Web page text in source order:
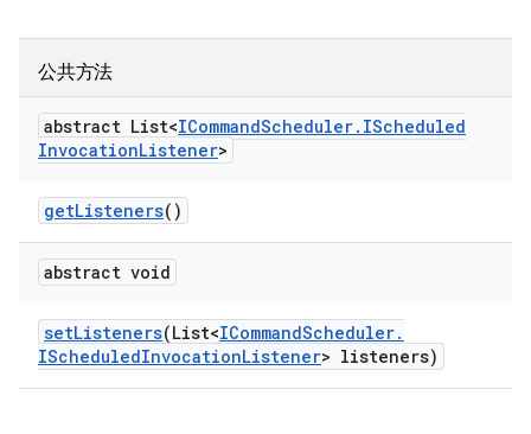
公共方法
abstract List<ICommandScheduler. IScheduled
InvocationListener>
getListeners()
abstract void
setListeners(List<ICommandScheduler.
IScheduledInvocationListener> listeners)